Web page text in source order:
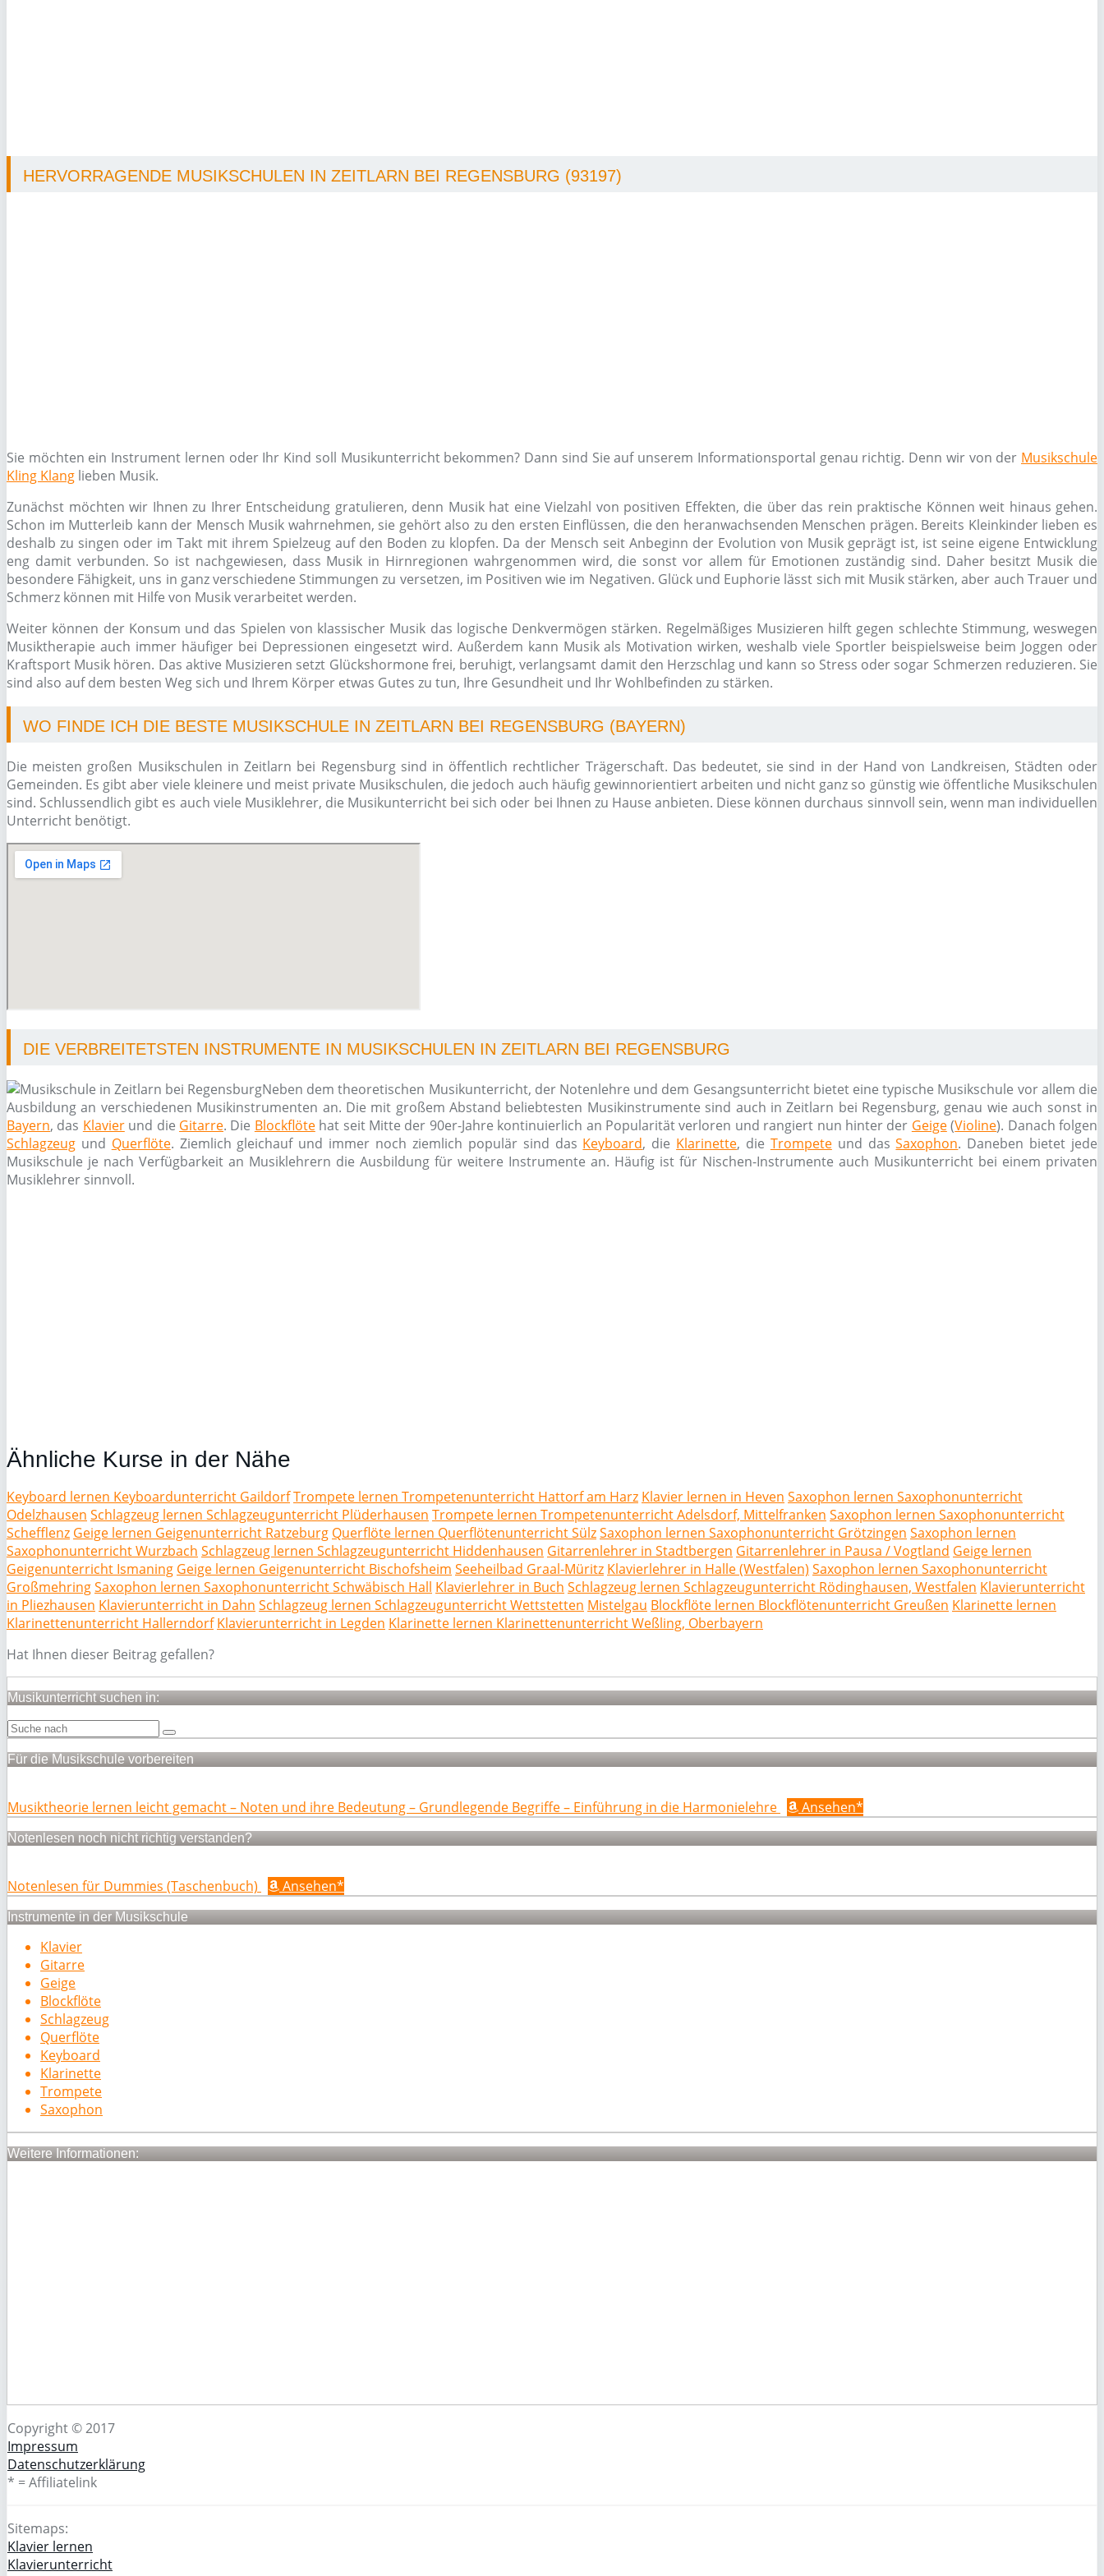
HERVORRAGENDE MUSIKSCHULEN IN ZEITLARN BEI REGENSBURG (93197)
Sie möchten ein Instrument lernen oder Ihr Kind soll Musikunterricht bekommen? Dann sind Sie auf unserem Informationsportal genau richtig. Denn wir von der Musikschule
Kling Klang lieben Musik.
Zunächst möchten wir Ihnen zu Ihrer Entscheidung gratulieren, denn Musik hat eine Vielzahl von positiven Effekten, die über das rein praktische Können weit hinaus gehen.
Schon im Mutterleib kann der Mensch Musik wahrnehmen, sie gehört also zu den ersten Einflüssen, die den heranwachsenden Menschen prägen. Bereits Kleinkinder lieben es
deshalb zu singen oder im Takt mit ihrem Spielzeug auf den Boden zu klopfen. Da der Mensch seit Anbeginn der Evolution von Musik geprägt ist, ist seine eigene Entwicklung
eng damit verbunden. So ist nachgewiesen, dass Musik in Hirnregionen wahrgenommen wird, die sonst vor allem für Emotionen zuständig sind. Daher besitzt Musik die
besondere Fähigkeit, uns in ganz verschiedene Stimmungen zu versetzen, im Positiven wie im Negativen. Glück und Euphorie lässt sich mit Musik stärken, aber auch Trauer und
Schmerz können mit Hilfe von Musik verarbeitet werden.
Weiter können der Konsum und das Spielen von klassischer Musik das logische Denkvermögen stärken. Regelmäßiges Musizieren hilft gegen schlechte Stimmung, weswegen
Musiktherapie auch immer häufiger bei Depressionen eingesetzt wird. Außerdem kann Musik als Motivation wirken, weshalb viele Sportler beispielsweise beim Joggen oder
Kraftsport Musik hören. Das aktive Musizieren setzt Glückshormone frei, beruhigt, verlangsamt damit den Herzschlag und kann so Stress oder sogar Schmerzen reduzieren. Sie
sind also auf dem besten Weg sich und Ihrem Körper etwas Gutes zu tun, Ihre Gesundheit und Ihr Wohlbefinden zu stärken.
WO FINDE ICH DIE BESTE MUSIKSCHULE IN ZEITLARN BEI REGENSBURG (BAYERN)
Die meisten großen Musikschulen in Zeitlarn bei Regensburg sind in öffentlich rechtlicher Trägerschaft. Das bedeutet, sie sind in der Hand von Landkreisen, Städten oder
Gemeinden. Es gibt aber viele kleinere und meist private Musikschulen, die jedoch auch häufig gewinnorientiert arbeiten und nicht ganz so günstig wie öffentliche Musikschulen
sind. Schlussendlich gibt es auch viele Musiklehrer, die Musikunterricht bei sich oder bei Ihnen zu Hause anbieten. Diese können durchaus sinnvoll sein, wenn man individuellen
Unterricht benötigt.
DIE VERBREITETSTEN INSTRUMENTE IN MUSIKSCHULEN IN ZEITLARN BEI REGENSBURG
Neben dem theoretischen Musikunterricht, der Notenlehre und dem Gesangsunterricht bietet eine typische Musikschule vor allem die
Ausbildung an verschiedenen Musikinstrumenten an. Die mit großem Abstand beliebtesten Musikinstrumente sind auch in Zeitlarn bei Regensburg, genau wie auch sonst in
Bayern, das Klavierund die Gitarre. Die Blockflötehat seit Mitte der 90er-Jahre kontinuierlich an Popularität verloren und rangiert nun hinter der Geige(Violine). Danach folgen
Schlagzeug und Querflöte. Ziemlich gleichauf und immer noch ziemlich populär sind das Keyboard, die Klarinette, die Trompeteund dasSaxophon. Daneben bietet jede
Musikschule je nach Verfügbarkeit an Musiklehrern die Ausbildung für weitere Instrumente an. Häufig ist für Nischen-Instrumente auch Musikunterricht bei einem privaten
Musiklehrer sinnvoll.
Ähnliche Kurse in der Nähe
Keyboard lernen Keyboardunterricht GaildorfTrompete lernen Trompetenunterricht Hattorf am Harz Klavier lernen in Heven Saxophon lernen Saxophonunterricht
Odelzhausen Schlagzeug lernen Schlagzeugunterricht Plüderhausen Trompete lernen Trompetenunterricht Adelsdorf, Mittelfranken Saxophon lernen Saxophonunterricht
Schefflenz Geige lernen Geigenunterricht Ratzeburg Querflöte lernen Querflötenunterricht SülzSaxophon lernen Saxophonunterricht Grötzingen Saxophon lernen
Saxophonunterricht Wurzbach Schlagzeug lernen Schlagzeugunterricht Hiddenhausen Gitarrenlehrer in Stadtbergen Gitarrenlehrer in Pausa / Vogtland Geige lernen
Geigenunterricht Ismaning Geige lernen Geigenunterricht Bischofsheim Seeheilbad Graal-Müritz Klavierlehrer in Halle (Westfalen) Saxophon lernen Saxophonunterricht
GroßmehringSaxophon lernen Saxophonunterricht Schwäbisch Hall Klavierlehrer in Buch Schlagzeug lernen Schlagzeugunterricht Rödinghausen, Westfalen Klavierunterricht
in Pliezhausen Klavierunterricht in Dahn Schlagzeug lernen Schlagzeugunterricht Wettstetten Mistelgau Blockflöte lernen Blockflötenunterricht Greußen Klarinette lernen
Klarinettenunterricht Hallerndorf Klavierunterricht in Legden Klarinette lernen Klarinettenunterricht Weßling, Oberbayern
Hat Ihnen dieser Beitrag gefallen?
Musikunterricht suchen in:
Für die Musikschule vorbereiten
Musiktheorie lernen leicht gemacht – Noten und ihre Bedeutung – Grundlegende Begriffe – Einführung in die Harmonielehre Ansehen*
Notenlesen noch nicht richtig verstanden?
Notenlesen für Dummies (Taschenbuch) Ansehen*
Instrumente in der Musikschule
Klavier
Gitarre
Geige
Blockflöte
Schlagzeug
Querflöte
Keyboard
Klarinette
Trompete
Saxophon
Weitere Informationen:
Copyright © 2017
Impressum
Datenschutzerklärung
* = Affiliatelink
Sitemaps:
Klavier lernen
Klavierunterricht